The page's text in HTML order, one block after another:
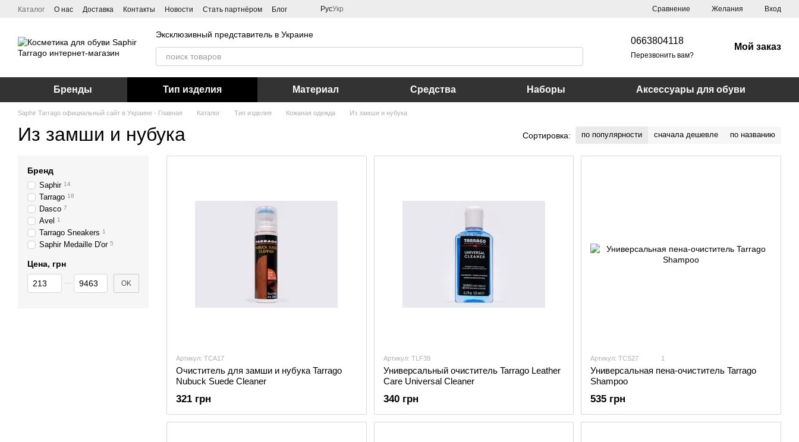
Перейти к основному контенту
Каталог О нас Доставка Контакты Новости Стать партнёром Блог РусУкр Сравнение Желания Вход
Эксклюзивный представитель в Украине
0663804118
Перезвонить вам?
Мой заказ
Бренды Тип изделия Материал Средства Наборы Аксессуары для обуви
Saphir Tarrago официальный сайт в Украине - Главная Каталог Тип изделия Кожаная одежда Из замши и нубука
Из замши и нубука Сортировка: по популярности сначала дешевле по названию
Артикул: TCA17
Очиститель для замши и нубука Tarrago
Nubuck Suede Cleaner
321 грн
Артикул: TLF39
Универсальный очиститель Tarrago Leather
Care Universal Cleaner
340 грн
Артикул: TCS27 1
Универсальная пена-очиститель Tarrago
Shampoo
535 грн
Бренд
Saphir 14
Tarrago 18
Dasco 7
Avel 1
Tarrago Sneakers 1
Saphir Medaille D'or 5
Цена, грн
От Цена, грн
До Цена, грн OK